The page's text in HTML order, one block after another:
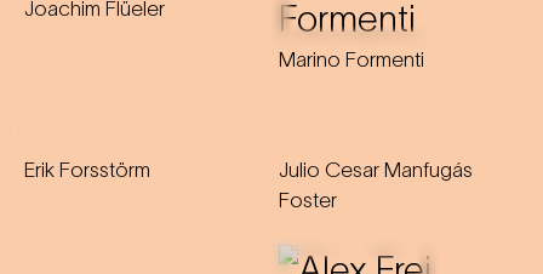
Joachim Flüeler
Marino Formenti
Erik Forsstörm
Julio Cesar Manfugás
Foster